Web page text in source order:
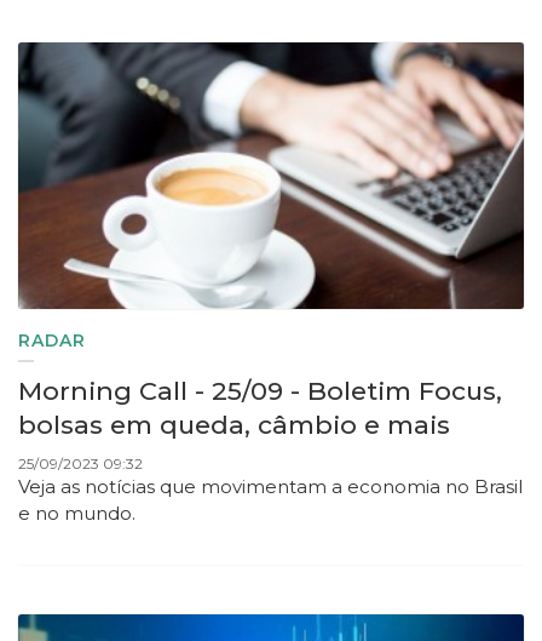
RADAR
Morning Call - 25/09 - Boletim Focus,
bolsas em queda, câmbio e mais
25/09/2023 09:32
Veja as notícias que movimentam a economia no Brasil
e no mundo.